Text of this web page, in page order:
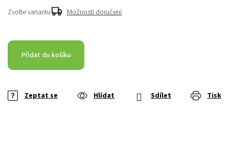
Zvolte variantu
Možnosti doručení
Přidat do košíku
Tisk
Zeptat se Hlídat Sdílet